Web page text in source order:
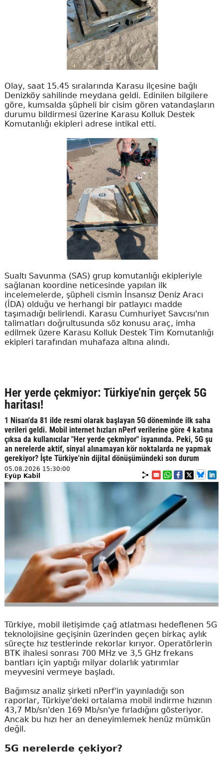
Olay, saat 15.45 sıralarında Karasu ilçesine bağlı
Denizköy sahilinde meydana geldi. Edinilen bilgilere
göre, kumsalda şüpheli bir cisim gören vatandaşların
durumu bildirmesi üzerine Karasu Kolluk Destek
Komutanlığı ekipleri adrese intikal etti.
Sualtı Savunma (SAS) grup komutanlığı ekipleriyle
sağlanan koordine neticesinde yapılan ilk
incelemelerde, şüpheli cismin İnsansız Deniz Aracı
(İDA) olduğu ve herhangi bir patlayıcı madde
taşımadığı belirlendi. Karasu Cumhuriyet Savcısı'nın
talimatları doğrultusunda söz konusu araç, imha
edilmek üzere Karasu Kolluk Destek Tim Komutanlığı
ekipleri tarafından muhafaza altına alındı.
Her yerde çekmiyor: Türkiye’nin gerçek 5G
haritası!
1 Nisan'da 81 ilde resmi olarak başlayan 5G döneminde ilk saha
verileri geldi. Mobil internet hızları nPerf verilerine göre 4 katına
çıksa da kullanıcılar "Her yerde çekmiyor" isyanında. Peki, 5G şu
an nerelerde aktif, sinyal alınamayan kör noktalarda ne yapmak
gerekiyor? İşte Türkiye'nin dijital dönüşümündeki son durum
05.08.2026 15:30:00
Eyüp Kabil
Türkiye, mobil iletişimde çağ atlatması hedeflenen 5G
teknolojisine geçişinin üzerinden geçen birkaç aylık
süreçte hız testlerinde rekorlar kırıyor. Operatörlerin
BTK ihalesi sonrası 700 MHz ve 3,5 GHz frekans
bantları için yaptığı milyar dolarlık yatırımlar
meyvesini vermeye başladı.
Bağımsız analiz şirketi nPerf'in yayınladığı son
raporlar, Türkiye'deki ortalama mobil indirme hızının
43,7 Mb/sn'den 169 Mb/sn'ye fırladığını gösteriyor.
Ancak bu hızı her an deneyimlemek henüz mümkün
değil.
5G nerelerde çekiyor?